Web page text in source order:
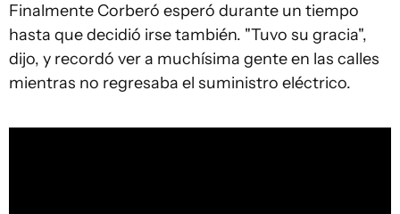
Finalmente Corberó esperó durante un tiempo
hasta que decidió irse también. "Tuvo su gracia",
dijo, y recordó ver a muchísima gente en las calles
mientras no regresaba el suministro eléctrico.